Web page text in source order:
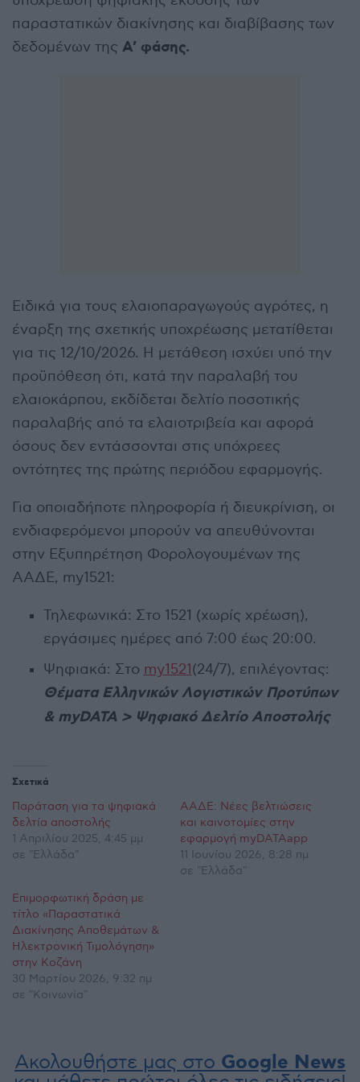
παραστατικών διακίνησης και διαβίβασης των
δεδομένων της Α’ φάσης.
Ειδικά για τους ελαιοπαραγωγούς αγρότες, η
έναρξη της σχετικής υποχρέωσης μετατίθεται
για τις 12/10/2026. Η μετάθεση ισχύει υπό την
προϋπόθεση ότι, κατά την παραλαβή του
ελαιοκάρπου, εκδίδεται δελτίο ποσοτικής
παραλαβής από τα ελαιοτριβεία και αφορά
όσους δεν εντάσσονται στις υπόχρεες
οντότητες της πρώτης περιόδου εφαρμογής.
Για οποιαδήποτε πληροφορία ή διευκρίνιση, οι
ενδιαφερόμενοι μπορούν να απευθύνονται
στην Εξυπηρέτηση Φορολογουμένων της
ΑΑΔΕ, my1521:
Τηλεφωνικά: Στο 1521 (χωρίς χρέωση),
εργάσιμες ημέρες από 7:00 έως 20:00.
Ψηφιακά: Στο my1521 (24/7), επιλέγοντας:
Θέματα Ελληνικών Λογιστικών Προτύπων
& myDATA > Ψηφιακό Δελτίο Αποστολής
Σχετικά
Παράταση για τα ψηφιακά
δελτία αποστολής
1 Απριλίου 2025, 4:45 μμ
σε "Ελλάδα"
ΑΑΔΕ: Nέες βελτιώσεις
και καινοτομίες στην
εφαρμογή myDATAapp
11 Ιουνίου 2026, 8:28 πμ
σε "Ελλάδα"
Επιμορφωτική δράση με
τίτλο «Παραστατικά
Διακίνησης Αποθεμάτων &
Ηλεκτρονική Τιμολόγηση»
στην Κοζάνη
30 Μαρτίου 2026, 9:32 πμ
σε "Κοινωνία"
Ακολουθήστε μας στο Google News